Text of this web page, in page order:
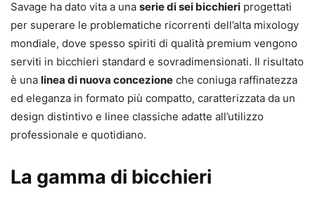
Savage ha dato vita a una serie di sei bicchieri progettati
per superare le problematiche ricorrenti dell’alta mixology
mondiale, dove spesso spiriti di qualità premium vengono
serviti in bicchieri standard e sovradimensionati. Il risultato
è una linea di nuova concezione che coniuga raffinatezza
ed eleganza in formato più compatto, caratterizzata da un
design distintivo e linee classiche adatte all’utilizzo
professionale e quotidiano.
La gamma di bicchieri